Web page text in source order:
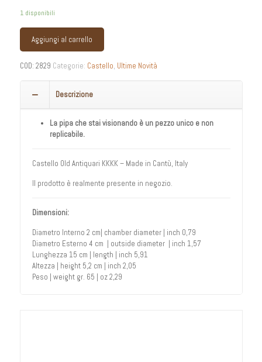
1 disponibili
Aggiungi al carrello
COD: 2829 Categorie: Castello, Ultime Novità
Descrizione
La pipa che stai visionando è un pezzo unico e non
replicabile.
Castello Old Antiquari KKKK – Made in Cantù, Italy
Il prodotto è realmente presente in negozio.
Dimensioni:
Diametro Interno 2 cm| chamber diameter | inch 0,79
Diametro Esterno 4 cm | outside diameter | inch 1,57
Lunghezza 15 cm | length | inch 5,91
Altezza | height 5,2 cm | inch 2,05
Peso | weight gr. 65 | oz 2,29